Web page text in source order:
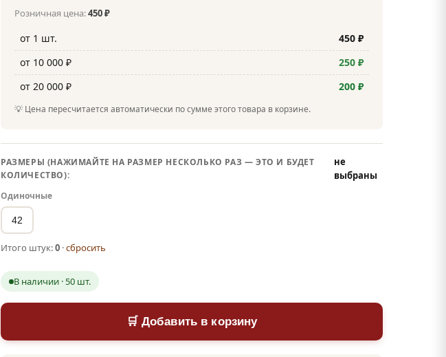
Розничная цена:450 ₽
от 1 шт.
450 ₽
от 10 000 ₽
250 ₽
от 20 000 ₽
200 ₽
💡 Цена пересчитается автоматически по сумме этого товара в корзине.
РАЗМЕРЫ (НАЖИМАЙТЕ НА РАЗМЕР НЕСКОЛЬКО РАЗ — ЭТО И БУДЕТ
КОЛИЧЕСТВО):
не
выбраны
Одиночные
42
Итого штук:0 ·сбросить
В наличии · 50 шт.
🛒 Добавить в корзину